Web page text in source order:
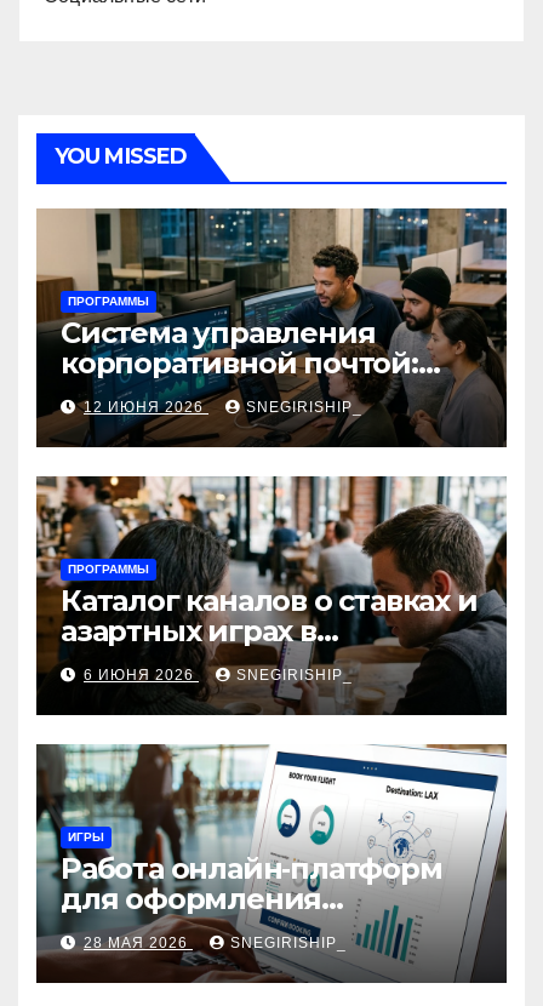
YOU MISSED
ПРОГРАММЫ
Система управления
корпоративной почтой:
функции, безопасность и
интеграция
12 ИЮНЯ 2026 SNEGIRISHIP_
ПРОГРАММЫ
Каталог каналов о ставках и
азартных играх в
мессенджерах
6 ИЮНЯ 2026 SNEGIRISHIP_
ИГРЫ
Работа онлайн‑платформ
для оформления
авиабилетов: алгоритмы,
сборы и безопасность
28 МАЯ 2026 SNEGIRISHIP_